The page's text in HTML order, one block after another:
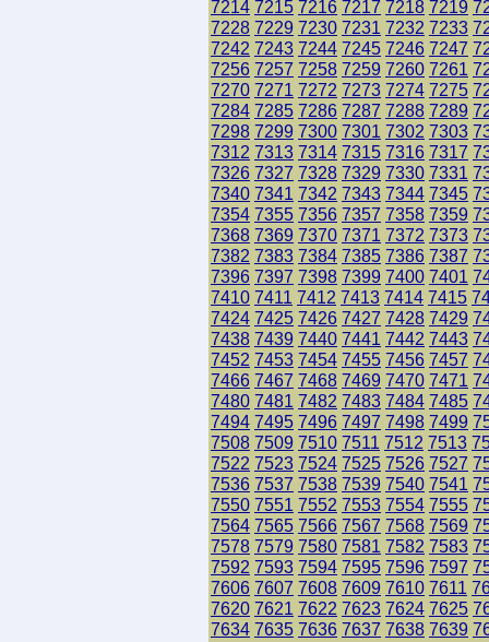
7214 7215 7216 7217 7218 7219
7228 7229 7230 7231 7232 7233
7242 7243 7244 7245 7246 7247
7256 7257 7258 7259 7260 7261
7270 7271 7272 7273 7274 7275
7284 7285 7286 7287 7288 7289
7298 7299 7300 7301 7302 7303
7312 7313 7314 7315 7316 7317
7326 7327 7328 7329 7330 7331
7340 7341 7342 7343 7344 7345
7354 7355 7356 7357 7358 7359
7368 7369 7370 7371 7372 7373
7382 7383 7384 7385 7386 7387
7396 7397 7398 7399 7400 7401
7410 7411 7412 7413 7414 7415
7424 7425 7426 7427 7428 7429
7438 7439 7440 7441 7442 7443
7452 7453 7454 7455 7456 7457
7466 7467 7468 7469 7470 7471
7480 7481 7482 7483 7484 7485
7494 7495 7496 7497 7498 7499
7508 7509 7510 7511 7512 7513
7522 7523 7524 7525 7526 7527
7536 7537 7538 7539 7540 7541
7550 7551 7552 7553 7554 7555
7564 7565 7566 7567 7568 7569
7578 7579 7580 7581 7582 7583
7592 7593 7594 7595 7596 7597
7606 7607 7608 7609 7610 7611
7620 7621 7622 7623 7624 7625
7634 7635 7636 7637 7638 7639